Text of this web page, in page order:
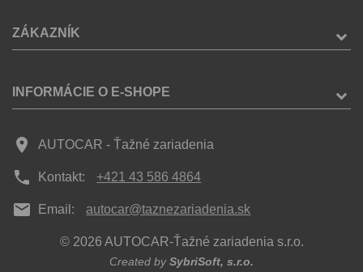
ZÁKAZNÍK
INFORMÁCIE O E-SHOPE
place AUTOCAR - Ťažné zariadenia
phone Kontakt: +421 43 586 4864
mail Email: autocar@taznezariadenia.sk
© 2026 AUTOCAR-Ťažné zariadenia s.r.o.
Created bySybriSoft, s.r.o.